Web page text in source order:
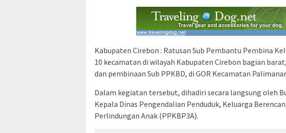
Kabupaten Cirebon : Ratusan Sub Pembantu Pembina
10 kecamatan di wilayah Kabupaten Cirebon bagian
dan pembinaan Sub PPKBD, di GOR Kecamatan
Dalam kegiatan tersebut, dihadiri secara langsung oleh
Kepala Dinas Pengendalian Penduduk, Keluarga
Perlindungan Anak (PPKBP3A).